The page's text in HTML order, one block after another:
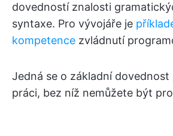
dovedností znalosti
syntaxe. Pro vývojáře je
kompetence zvládnutí
Jedná se o základní dovednost
práci, bez níž nemůžete být